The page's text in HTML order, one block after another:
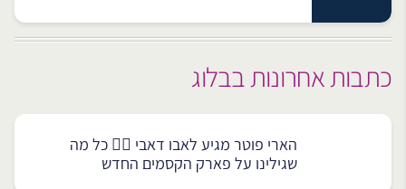
כתבות אחרונות בבלוג
הארי פוטר מגיע לאבו דאבי 🧙‍♂️ כל מה
שגילינו על פארק הקסמים החדש